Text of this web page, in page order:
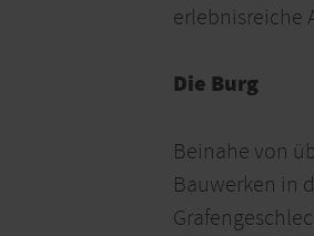
erlebnisreiche
Die Burg
Beinahe von
Bauwerken in